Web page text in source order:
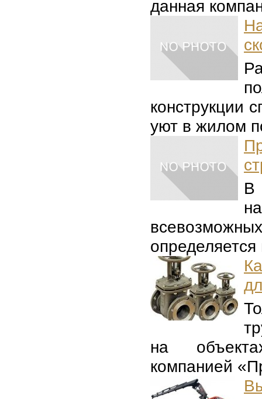
данная
конструкции
уют в жилом
В
на
компанией